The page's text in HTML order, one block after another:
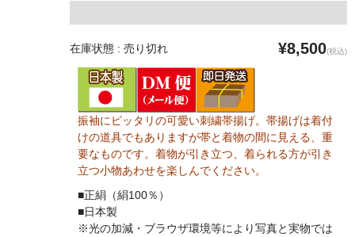
在庫状態 : 売り切れ ¥8,500(税込)
振袖にピッタリの可愛い刺繍帯揚げ。帯揚げは着付
けの道具でもありますが帯と着物の間に見える、重
要なものです。着物が引き立つ、着られる方が引き
立つ小物あわせを楽しんでください。
■正絹（絹100％）
■日本製
※光の加減・ブラウザ環境等により写真と実物では